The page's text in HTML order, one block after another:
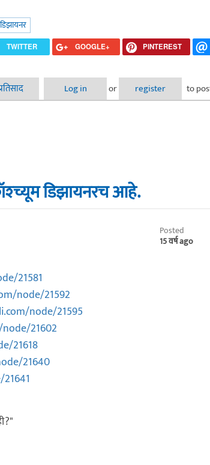
TWITTER GOOGLE+ PINTEREST
Log in or register to
डिझायनरच आहे.
Posted
15 वर्ष ago
21581
node/21592
node/21595
21602
21618
21640